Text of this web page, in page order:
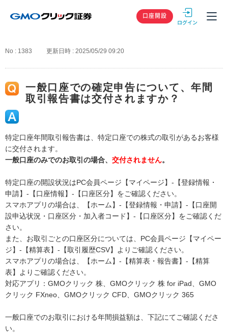
GMOクリック
口座開設
No : 1383 更新日時 : 2025/05/29 09:20
一般口座での確定申告について、年間
取引報告書は交付されますか？
特定口座年間取引報告書は、特定口座での株式の取引があるお客様
に交付されます。
一般口座のみでのお取引の場合、 交付されません。
特定口座の開設状況はPC会員ページ【マイページ】-【登録情報・
申請】-【口座情報】-【口座区分】をご確認ください。
スマホアプリの場合は、【ホーム】-【登録情報・申請】-【口座開
設申込状況・口座区分・加入者コード】-【口座区分】をご確認くだ
さい。
また、お取引ごとの口座区分については、PC会員ページ【マイペー
ジ】-【精算表】-【取引履歴CSV】よりご確認ください。
スマホアプリの場合は、【ホーム】-【精算表・報告書】-【精算
表】よりご確認ください。
対応アプリ：GMOクリック 株、GMOクリック 株 for iPad、GMO
クリック FXneo、GMOクリック CFD、GMOクリック 365
一般口座でのお取引における年間損益額は、下記にてご確認くださ
い。